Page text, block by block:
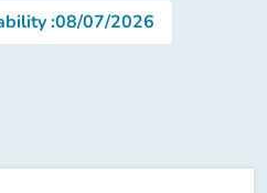
:08/07/2026